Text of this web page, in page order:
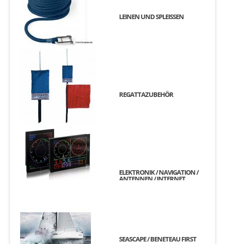
LEINEN UND SPLEISSEN
REGATTAZUBEHÖR
ELEKTRONIK / NAVIGATION /
ANTENNEN / INTERNET
SEASCAPE / BENETEAU FIRST